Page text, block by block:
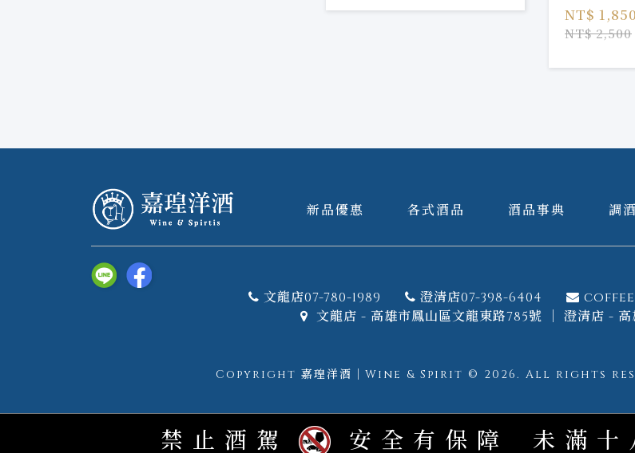
THE
NT$ 1,850
NT$ 2,500
新品優惠 各式酒品 酒品事典 調
文龍店07-780-1989 澄清店07-398-6404
文龍店 - 高雄市鳳山區文龍東路785號 ｜ 澄清店 - 高
Copyright 嘉瑝洋酒｜Wine & Spirit © 2026. All rights
禁止酒駕 安全有保障 未滿